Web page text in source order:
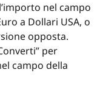
nel campo
a Dollari USA, o
opposta.
per
campo della